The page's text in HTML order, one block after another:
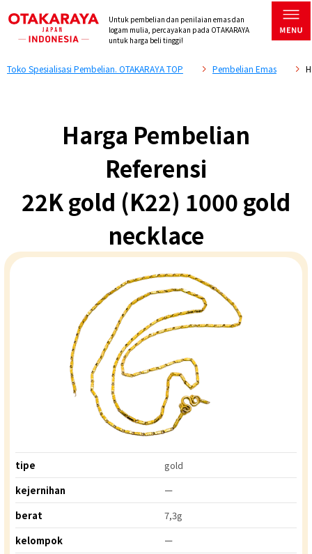
Untuk pembelian dan penilaian emas dan
logam mulia, percayakan pada OTAKARAYA
untuk harga beli tinggi!
Toko Spesialisasi Pembelian. OTAKARAYA TOP Pembelian Emas
Harga Pembelian
Referensi
22K gold (K22) 1000 gold
necklace
tipe
gold
kejernihan
ー
berat
7,3g
kelompok
ー